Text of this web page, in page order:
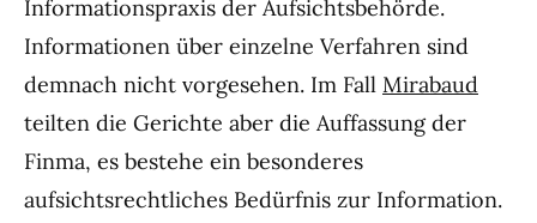
Informationspraxis der Aufsichtsbehörde.
Informationen über einzelne Verfahren sind
demnach nicht vorgesehen. Im Fall Mirabaud
teilten die Gerichte aber die Auffassung der
Finma, es bestehe ein besonderes
aufsichtsrechtliches Bedürfnis zur Information.